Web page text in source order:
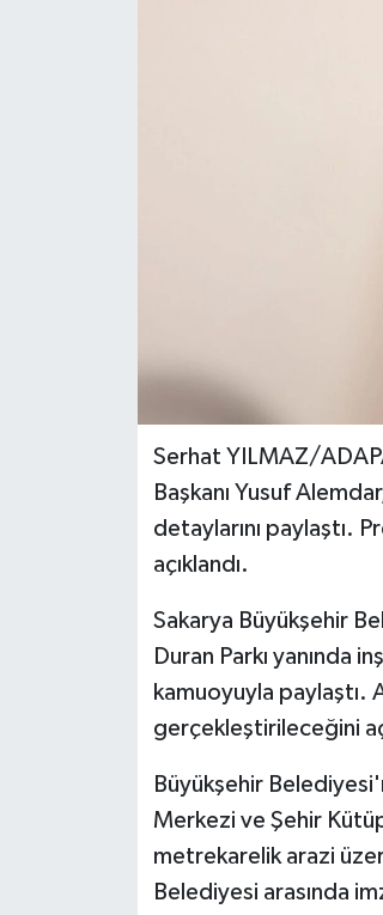
Serhat YILMAZ/
Başkanı Yusuf
detaylarını paylaştı.
açıklandı.
Sakarya Büyükşehir
Duran Parkı yanında
kamuoyuyla paylaştı.
gerçekleştirileceğini
Büyükşehir
Merkezi ve Şehir
metrekarelik arazi
Belediyesi arasında
Son Dakika